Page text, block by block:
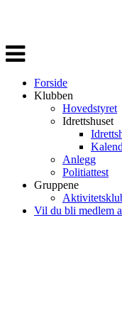
Veksle
navigasjon
Forside
Klubben
Hovedstyret
Idrettshuset
Anlegg
Politiattest
Gruppene
Vil du bli medlem